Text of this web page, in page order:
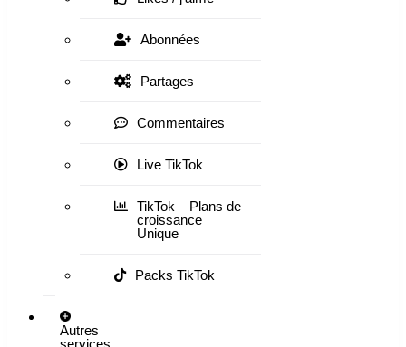
Abonnées
Partages
Commentaires
Live TikTok
TikTok – Plans de
croissance
Unique
Packs TikTok
Autres
services